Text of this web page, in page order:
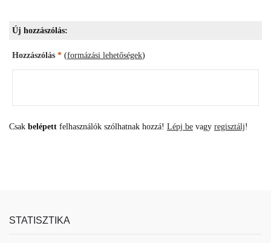
Új hozzászólás:
Hozzászólás * (formázási lehetőségek)
Csak belépett felhasználók szólhatnak hozzá! Lépj be vagy regisztálj!
STATISZTIKA